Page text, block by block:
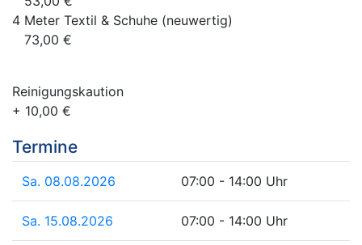
4 Meter Textil & Schuhe (neuwertig)
73,00 €
Reinigungskaution
+ 10,00 €
Termine
Sa. 08.08.2026 07:00 - 14:00 Uhr
Sa. 15.08.2026 07:00 - 14:00 Uhr